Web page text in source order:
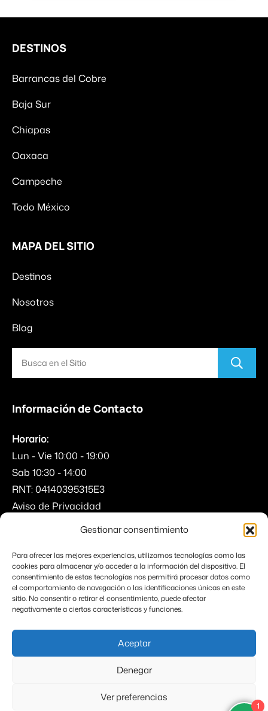
Gestionar consentimiento
Para ofrecer las mejores experiencias, utilizamos tecnologías como las
cookies para almacenar y/o acceder a la información del dispositivo. El
consentimiento de estas tecnologías nos permitirá procesar datos como
el comportamiento de navegación o las identificaciones únicas en este
sitio. No consentir o retirar el consentimiento, puede afectar
negativamente a ciertas características y funciones.
Aceptar
Denegar
Ver preferencias
Ver Precios
DESTINOS
Barrancas del Cobre
Baja Sur
Chiapas
Oaxaca
Campeche
Todo México
MAPA DEL SITIO
Destinos
Nosotros
Blog
Información de Contacto
Horario:
Lun - Vie 10:00 - 19:00
Sab 10:30 - 14:00
RNT: 04140395315E3
Aviso de Privacidad
(52) 33 2101 4873
Av. Río Juárez 1558
Sitio Protegido de Spam por ReCaptcha de Google
PrivacidadyTérminos
© Copyright 2026Viaja Sin Escalas
1